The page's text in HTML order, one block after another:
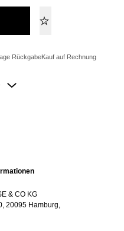
RückgabeKauf auf Rechnung
& CO KG
20095 Hamburg,